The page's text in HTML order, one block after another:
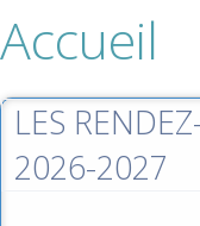
Accueil
LES
2026-2027